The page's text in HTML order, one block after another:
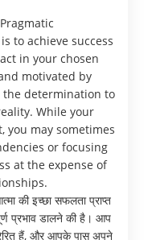
to achieve success
in your chosen
motivated by
the determination to
While your
you may sometimes
or focusing
at the expense of
की इच्छा सफलता प्राप्त
प्रभाव डालने की है। आप
हैं, और आपके पास अपने